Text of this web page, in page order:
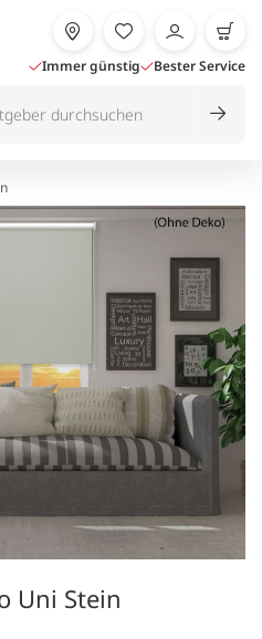
Immer günstig Bester Service
Uni Stein